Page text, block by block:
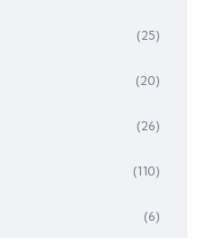
(25)
(20)
(26)
(110)
(6)